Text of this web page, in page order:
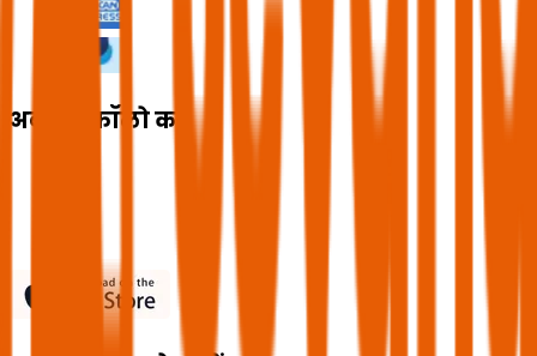
अब हमें फॉलो करें